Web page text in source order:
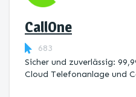
CallOne
683
Sicher und zuverlässig:
Cloud Telefonanlage und